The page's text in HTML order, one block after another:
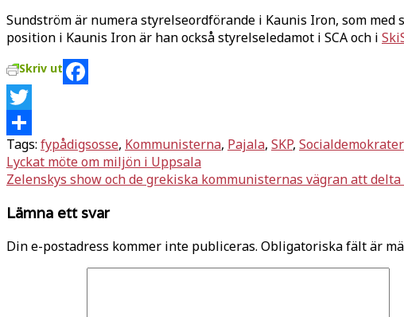
Sundström är numera styrelseordförande i Kaunis Iron, som med
position i Kaunis Iron är han också styrelseledamot i SCA och i
Skriv ut
Facebook
Twitter
Dela
Tags: fypådigsosse, Kommunisterna, Pajala, SKP,
Inläggsnavigering
Lyckat möte om miljön i Uppsala
Zelenskys show och de grekiska kommunisternas vägran att delta
Lämna ett svar
Din e-postadress kommer inte publiceras. Obligatoriska fält är